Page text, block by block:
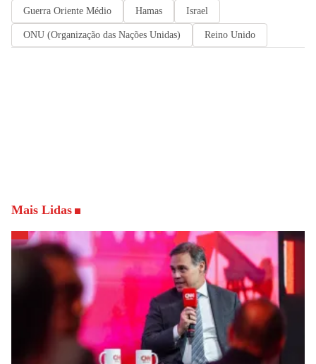
Guerra Oriente Médio Hamas Israel
ONU (Organização das Nações Unidas) Reino Unido
Mais Lidas